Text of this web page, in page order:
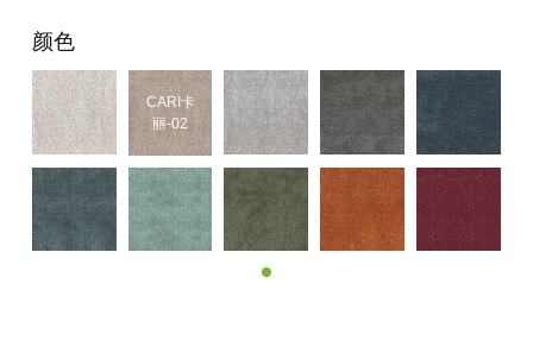
颜色
CARI卡
丽-02